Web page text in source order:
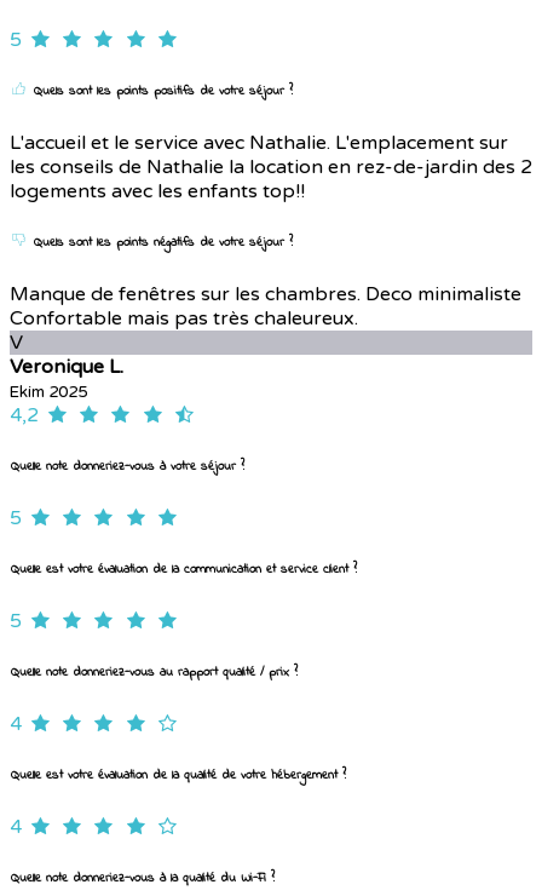
5
Quels sont les points positifs de votre séjour ?
L'accueil et le service avec Nathalie. L'emplacement sur
les conseils de Nathalie la location en rez-de-jardin des 2
logements avec les enfants top!!
Quels sont les points négatifs de votre séjour ?
Manque de fenêtres sur les chambres. Deco minimaliste
Confortable mais pas très chaleureux.
V
Veronique L.
Ekim 2025
4,2
Quelle note donneriez-vous à votre séjour ?
5
Quelle est votre évaluation de la communication et service client ?
5
Quelle note donneriez-vous au rapport qualité / prix ?
4
Quelle est votre évaluation de la qualité de votre hébergement ?
4
Quelle note donneriez-vous à la qualité du Wi-Fi ?